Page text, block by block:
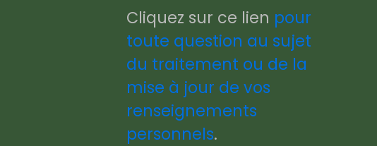
Cliquez sur ce lien pour
toute question au sujet
du traitement ou de la
mise à jour de vos
renseignements
personnels.